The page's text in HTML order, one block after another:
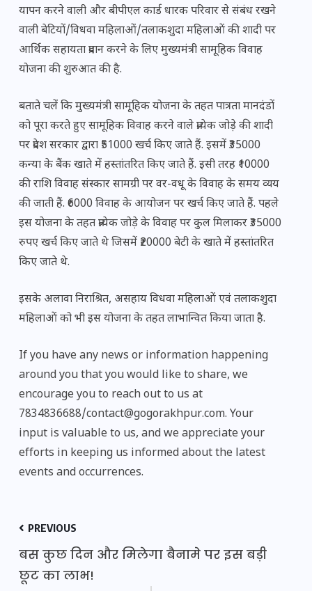
यापन करने वाली और बीपीएल कार्ड धारक परिवार से संबंध रखने
वाली बेटियों/विधवा महिलाओं/तलाकशुदा महिलाओं की शादी पर
आर्थिक सहायता प्रदान करने के लिए मुख्यमंत्री सामूहिक विवाह
योजना की शुरुआत की है.
बताते चलें कि मुख्यमंत्री सामूहिक योजना के तहत पात्रता मानदंडों
को पूरा करते हुए सामूहिक विवाह करने वाले प्रत्येक जोड़े की शादी
पर प्रदेश सरकार द्वारा ₹51000 खर्च किए जाते हैं. इसमें ₹35000
कन्या के बैंक खाते में हस्तांतरित किए जाते हैं. इसी तरह ₹10000
की राशि विवाह संस्कार सामग्री पर वर-वधू के विवाह के समय व्यय
की जाती हैं. ₹6000 विवाह के आयोजन पर खर्च किए जाते हैं. पहले
इस योजना के तहत प्रत्येक जोड़े के विवाह पर कुल मिलाकर ₹35000
रुपए खर्च किए जाते थे जिसमें ₹20000 बेटी के खाते में हस्तांतरित
किए जाते थे.
इसके अलावा निराश्रित, असहाय विधवा महिलाओं एवं तलाकशुदा
महिलाओं को भी इस योजना के तहत लाभान्वित किया जाता है.
If you have any news or information happening
around you that you would like to share, we
encourage you to reach out to us at
7834836688/contact@gogorakhpur.com. Your
input is valuable to us, and we appreciate your
efforts in keeping us informed about the latest
events and occurrences.
PREVIOUS
बस कुछ दिन और मिलेगा बैनामे पर इस बड़ी
छूट का लाभ!